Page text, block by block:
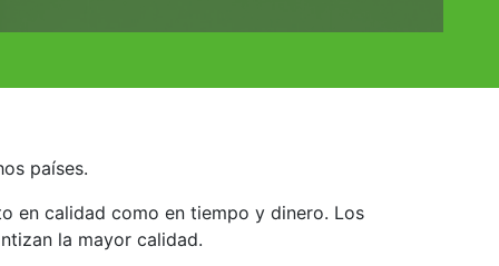
países.
en calidad como en tiempo y dinero. Los
la mayor calidad.